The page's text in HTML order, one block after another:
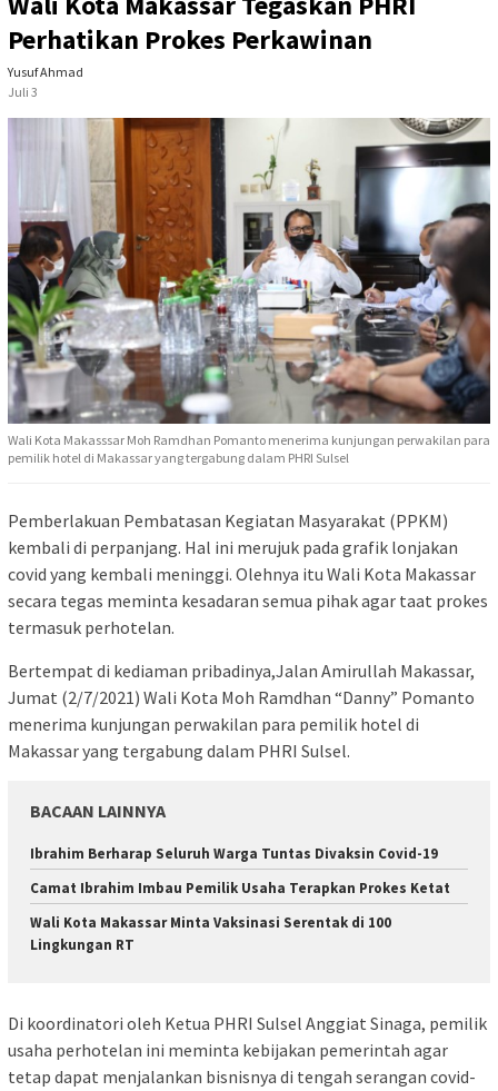
Perhatikan Prokes Perkawinan
Yusuf Ahmad
Juli 3
Wali Kota Makasssar Moh Ramdhan Pomanto menerima kunjungan perwakilan para
pemilik hotel di Makassar yang tergabung dalam PHRI Sulsel
Pemberlakuan Pembatasan Kegiatan Masyarakat (PPKM)
kembali di perpanjang. Hal ini merujuk pada grafik lonjakan
covid yang kembali meninggi. Olehnya itu Wali Kota Makassar
secara tegas meminta kesadaran semua pihak agar taat prokes
termasuk perhotelan.
Bertempat di kediaman pribadinya,Jalan Amirullah Makassar,
Jumat (2/7/2021) Wali Kota Moh Ramdhan “Danny” Pomanto
menerima kunjungan perwakilan para pemilik hotel di
Makassar yang tergabung dalam PHRI Sulsel.
BACAAN LAINNYA
Ibrahim Berharap Seluruh Warga Tuntas Divaksin Covid-19
Camat Ibrahim Imbau Pemilik Usaha Terapkan Prokes Ketat
Wali Kota Makassar Minta Vaksinasi Serentak di 100
Lingkungan RT
Di koordinatori oleh Ketua PHRI Sulsel Anggiat Sinaga, pemilik
usaha perhotelan ini meminta kebijakan pemerintah agar
tetap dapat menjalankan bisnisnya di tengah serangan covid-